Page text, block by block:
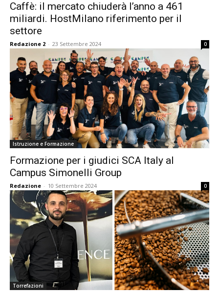
Caffè: il mercato chiuderà l’anno a 461
miliardi. HostMilano riferimento per il
settore
Redazione 2 - 23 Settembre 2024 0
Istruzione e Formazione
Formazione per i giudici SCA Italy al
Campus Simonelli Group
Redazione - 10 Settembre 2024 0
Torrefazioni